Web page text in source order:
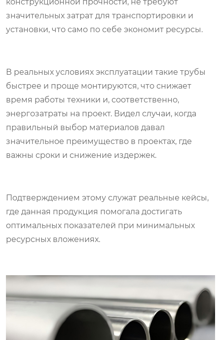
значительных затрат для транспортировки и
установки, что само по себе экономит ресурсы.
В реальных условиях эксплуатации такие трубы
быстрее и проще монтируются, что снижает
время работы техники и, соответственно,
энергозатраты на проект. Видел случаи, когда
правильный выбор материалов давал
значительное преимущество в проектах, где
важны сроки и снижение издержек.
Подтверждением этому служат реальные кейсы,
где данная продукция помогала достигать
оптимальных показателей при минимальных
ресурсных вложениях.